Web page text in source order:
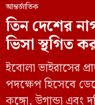
আন্তর্জাতিক
তিন দেশের
ভিসা স্থগিত
ইবোলা ভাইরাসের
পদক্ষেপ হিসেবে
কঙ্গো, উগান্ডা এবং